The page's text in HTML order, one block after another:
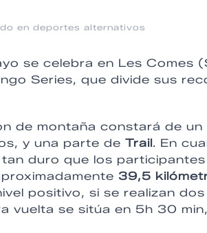
en deportes alternativos
se celebra en Les Comes
Series, que divide sus
de montaña constará de un
y una parte de Trail. En
duro que los
39,5
positivo, si se realizan
vuelta se sitúa en 5h 30